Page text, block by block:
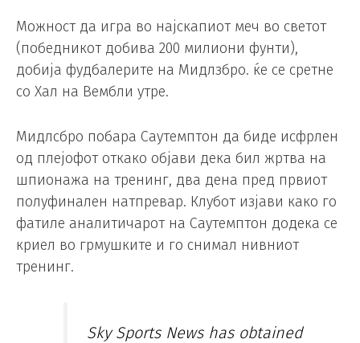
Можност да игра во најскапиот меч во светот
(победникот добива 200 милиони фунти),
добија фудбалерите на Мидлзбро. ќе се сретне
со Хал на Вембли утре.
Мидлсбро побара Саутемптон да биде исфрлен
од плејофот откако објави дека бил жртва на
шпионажа на тренинг, два дена пред првиот
полуфинален натпревар. Клубот изјави како го
фатиле аналитичарот на Саутемптон додека се
криел во грмушките и го снимал нивниот
тренинг.
Sky Sports News has obtained